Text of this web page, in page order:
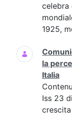
celebra
1925,
la
Italia
Iss 23